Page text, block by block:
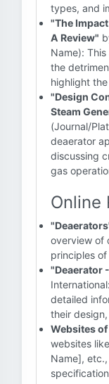
types, and
"The
A Review"
Name):
the
highlight
"Design
Steam
(Journal/
deaerator
discussing
gas
Online
overview of
principles
"Deaerator
detailed
their
Websites
websites
Name],